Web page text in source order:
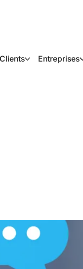
Clients Entreprises